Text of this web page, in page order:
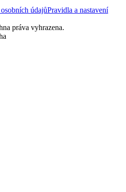
údajůPravidla a nastavení
práva vyhrazena.